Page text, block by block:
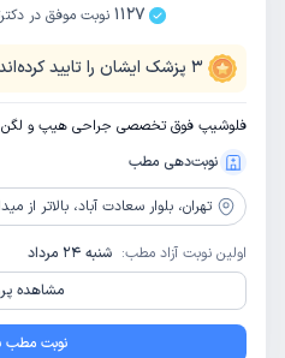
1127 نوبت موفق در
3 پزشک ایشان را تایید
فلوشیپ فوق تخصصی جراحی هیپ و لگن
نوبت‌دهی مطب
تهران، بلوار سعادت آباد، بالاتر از میدان کاج، نبش خیابان
اولین نوبت آزاد مطب: شنبه 24 مرداد
مشاهده
نوبت مطب